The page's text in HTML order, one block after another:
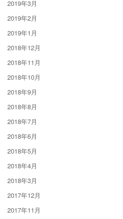
2019年3月
2019年2月
2019年1月
2018年12月
2018年11月
2018年10月
2018年9月
2018年8月
2018年7月
2018年6月
2018年5月
2018年4月
2018年3月
2017年12月
2017年11月